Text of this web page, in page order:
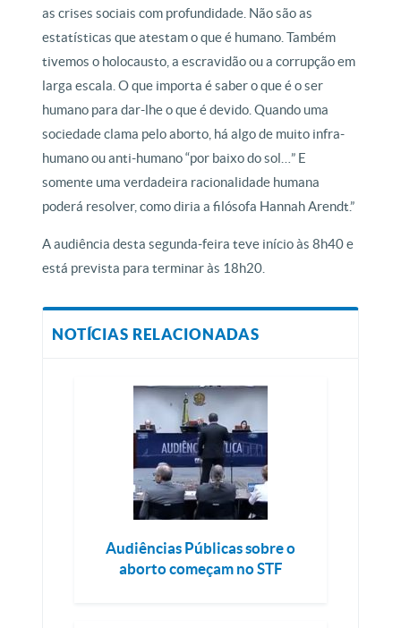
as crises sociais com profundidade. Não são as
estatísticas que atestam o que é humano. Também
tivemos o holocausto, a escravidão ou a corrupção em
larga escala. O que importa é saber o que é o ser
humano para dar-lhe o que é devido. Quando uma
sociedade clama pelo aborto, há algo de muito infra-
humano ou anti-humano “por baixo do sol…” E
somente uma verdadeira racionalidade humana
poderá resolver, como diria a filósofa Hannah Arendt.”
A audiência desta segunda-feira teve início às 8h40 e
está prevista para terminar às 18h20.
NOTÍCIAS RELACIONADAS
Audiências Públicas sobre o
aborto começam no STF